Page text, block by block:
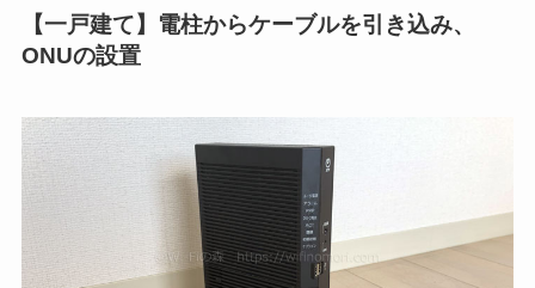
【一戸建て】電柱からケーブルを引き込み、
ONUの設置